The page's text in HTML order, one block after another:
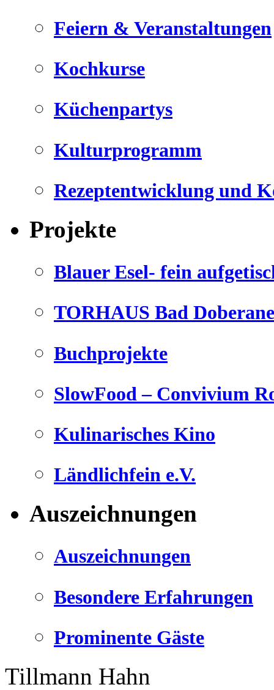
Feiern & Veranstaltungen
Kochkurse
Küchenpartys
Kulturprogramm
Rezeptentwicklung und
Projekte
Blauer Esel- fein
TORHAUS Bad
Buchprojekte
SlowFood – Convivium
Kulinarisches Kino
Ländlichfein e.V.
Auszeichnungen
Auszeichnungen
Besondere Erfahrungen
Prominente Gäste
Tillmann Hahn